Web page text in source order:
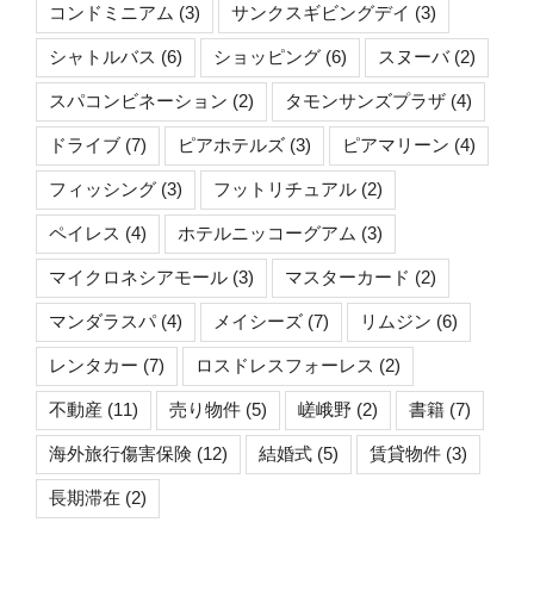
コンドミニアム (3) サンクスギビングデイ (3)
シャトルバス (6) ショッピング (6) スヌーバ(2)
スパコンビネーション (2) タモンサンズプラザ (4)
ドライブ (7) ピアホテルズ (3) ピアマリーン (4)
フィッシング (3) フットリチュアル (2)
ペイレス (4) ホテルニッコーグアム (3)
マイクロネシアモール (3) マスターカード (2)
マンダラスパ(4) メイシーズ (7) リムジン (6)
レンタカー (7) ロスドレスフォーレス (2)
不動産 (11) 売り物件 (5) 嵯峨野 (2) 書籍 (7)
海外旅行傷害保険 (12) 結婚式 (5) 賃貸物件 (3)
長期滞在 (2)